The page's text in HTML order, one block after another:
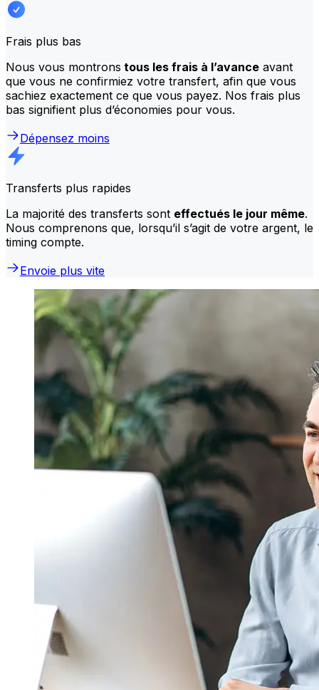
Frais plus bas
Nous vous montrons tous les frais à l’avance avant
que vous ne confirmiez votre transfert, afin que vous
sachiez exactement ce que vous payez. Nos frais plus
bas signifient plus d’économies pour vous.
Dépensez moins
Transferts plus rapides
La majorité des transferts sont effectués le jour même.
Nous comprenons que, lorsqu’il s’agit de votre argent, le
timing compte.
Envoie plus vite